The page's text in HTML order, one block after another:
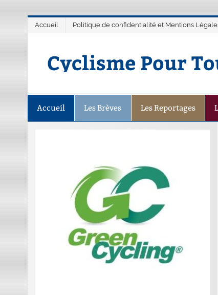
Accueil Politique de confidentialité et Mentions
Cyclisme Pour
Accueil Les Brèves Les Reportages